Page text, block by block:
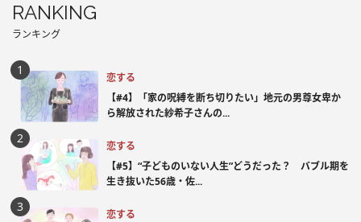
RANKING
ランキング
恋する
【#4】「家の呪縛を断ち切りたい」地元の男尊女卑か
ら解放された紗希子さんの...
恋する
【#5】“子どものいない人生”どうだった？ バブル期を
生き抜いた56歳・佐...
恋する